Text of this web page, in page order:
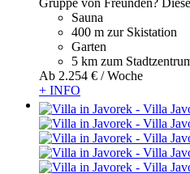
Gruppe von Freunden?
Sauna
400 m zur Skistation
Garten
5 km zum
Ab 2.254 € / Woche
+ INFO